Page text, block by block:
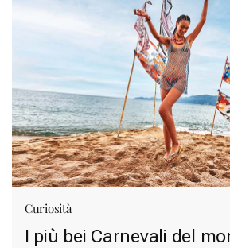
Curiosità
I più bei Carnevali del